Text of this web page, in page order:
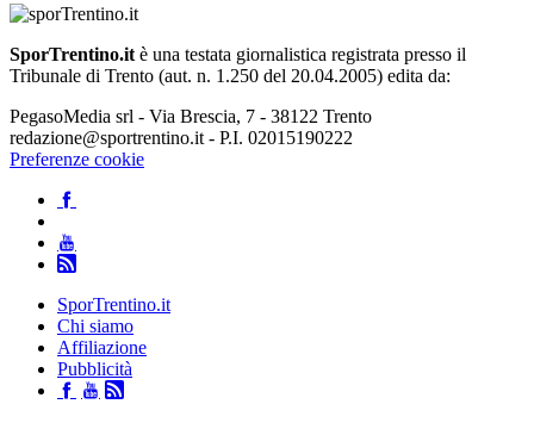
SporTrentino.it è una testata giornalistica registrata presso il
Tribunale di Trento (aut. n. 1.250 del 20.04.2005) edita da:
PegasoMedia srl - Via Brescia, 7 - 38122 Trento
redazione@sportrentino.it - P.I. 02015190222
Preferenze cookie
SporTrentino.it
Chi siamo
Affiliazione
Pubblicità